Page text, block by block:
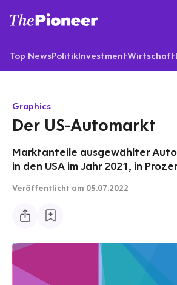
Top NewsPolitikInvestmentWirtschaft
Graphics
Der US-Automarkt
Marktanteile ausgewählter
in den USA im Jahr 2021, in
Veröffentlicht am 05.07.2022